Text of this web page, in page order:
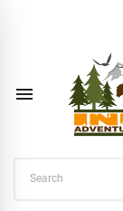
Wishlist name